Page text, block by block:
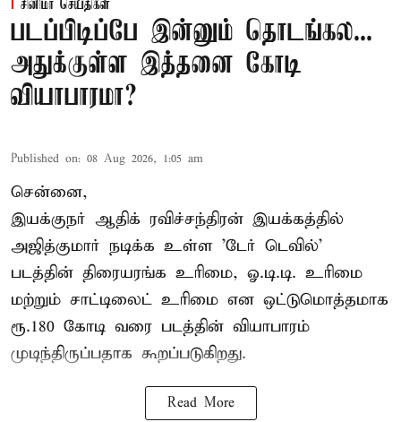
சினிமா செய்திகள்
படப்பிடிப்பே இன்னும் தொடங்கல...
அதுக்குள்ள இத்தனை கோடி
வியாபாரமா?
Published on: 08 Aug 2026, 1:05 am
சென்னை,
இயக்குநர் ஆதிக் ரவிச்சந்திரன் இயக்கத்தில்
அஜித்குமார் நடிக்க உள்ள 'டேர் டெவில்'
படத்தின் திரையரங்க உரிமை, ஓ.டி.டி. உரிமை
மற்றும் சாட்டிலைட் உரிமை என ஒட்டுமொத்தமாக
ரூ.180 கோடி வரை படத்தின் வியாபாரம்
முடிந்திருப்பதாக கூறப்படுகிறது.
Read More